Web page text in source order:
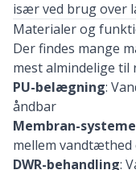
isærved brugover
Materialerog
Derfindes mange
mestalmindelige til
PU-belægning:
åndbar
Membran-
mellem vandtæthed
DWR-behandling: